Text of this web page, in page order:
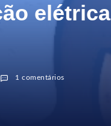
elétrica
1 comentários